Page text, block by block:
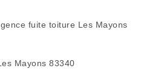
fuite toiture Les Mayons
Mayons 83340